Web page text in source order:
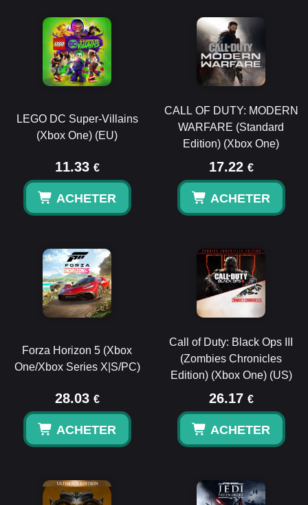
LEGO DC Super-Villains
(Xbox One) (EU)
11.33 €
ACHETER
CALL OF DUTY: MODERN
WARFARE (Standard
Edition) (Xbox One)
17.22 €
ACHETER
Forza Horizon 5 (Xbox
One/Xbox Series X|S/PC)
28.03 €
ACHETER
Call of Duty: Black Ops III
(Zombies Chronicles
Edition) (Xbox One) (US)
26.17 €
ACHETER